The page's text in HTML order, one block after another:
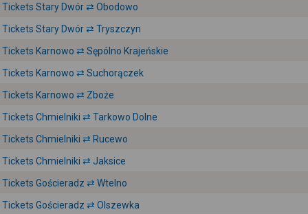
Tickets Stary Dwór ⇄ Obodowo
Tickets Stary Dwór ⇄ Tryszczyn
Tickets Karnowo ⇄ Sępólno Krajeńskie
Tickets Karnowo ⇄ Suchorączek
Tickets Karnowo ⇄ Zboże
Tickets Chmielniki ⇄ Tarkowo Dolne
Tickets Chmielniki ⇄ Rucewo
Tickets Chmielniki ⇄ Jaksice
Tickets Gościeradz ⇄ Wtelno
Tickets Gościeradz ⇄ Olszewka